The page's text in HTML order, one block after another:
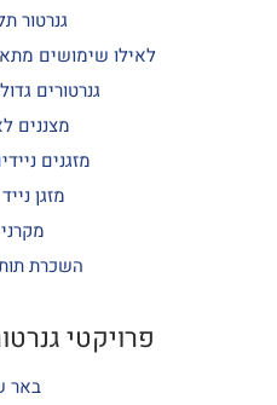
גנרטור
לאילו שימושים
גנרטורים
מצננים
מזגנים
מזגן
השכרת
פרויקטי
באר